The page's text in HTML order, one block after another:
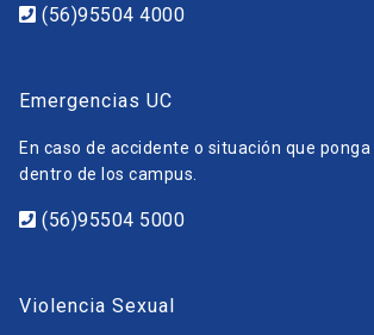
(56)95504 4000
Emergencias UC
En caso de accidente o situación que
dentro de los campus.
(56)95504 5000
Violencia Sexual